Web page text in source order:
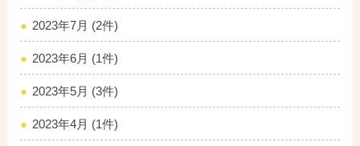
2023年7月 (2件)
2023年6月 (1件)
2023年5月 (3件)
2023年4月 (1件)